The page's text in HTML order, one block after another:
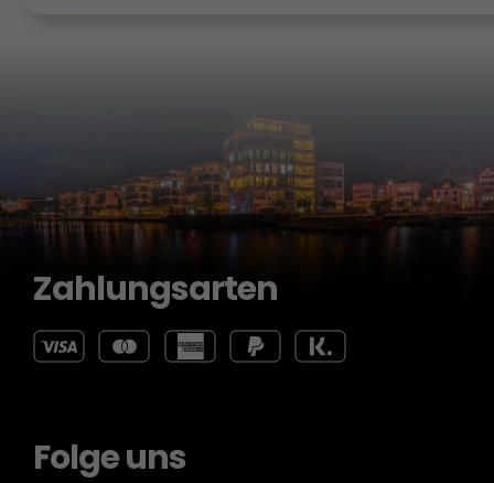
Zahlungsarten
Folge uns